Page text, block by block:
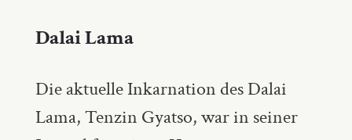
Dalai Lama
Die aktuelle Inkarnation des Dalai
Lama, Tenzin Gyatso, war in seiner